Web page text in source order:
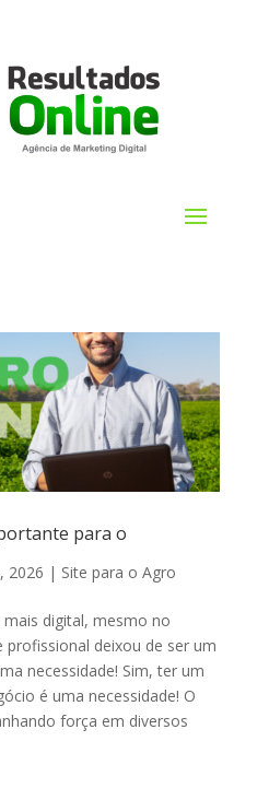
para o
2026 | Site para o Agro
digital, mesmo no
deixou de ser um
necessidade! Sim, ter um
é uma necessidade! O
força em diversos